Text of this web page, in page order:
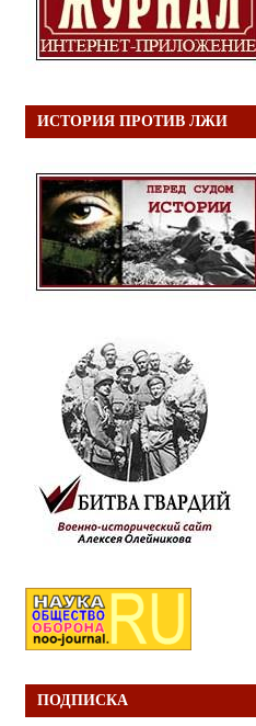
ИСТОРИЯ ПРОТИВ ЛЖИ
ПОДПИСКА